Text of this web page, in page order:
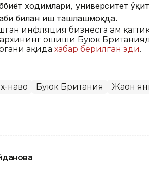
ходимлари, университет
билан иш ташлашмоқда.
инфляция бизнесга ҳам
ошиши Буюк
ҳақида хабар берилган эди.
наво Буюк Британия Жаҳон